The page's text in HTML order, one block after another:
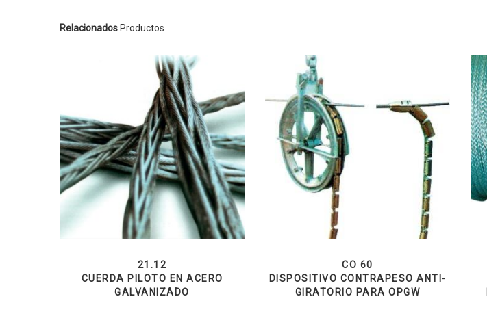
Relacionados Productos
21.12
CUERDA PILOTO EN ACERO
GALVANIZADO
CO 60
DISPOSITIVO CONTRAPESO ANTI-
GIRATORIO PARA OPGW